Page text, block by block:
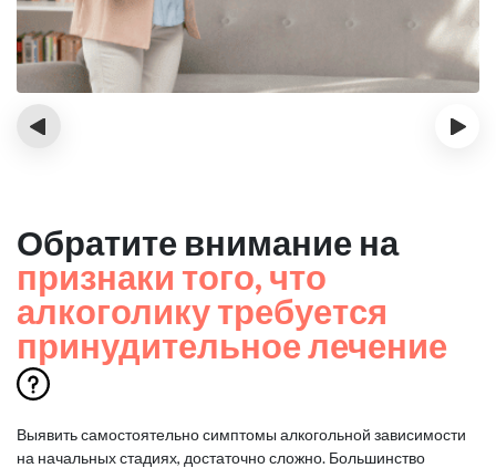
‹ ›
Обратите внимание на
признаки того, что
алкоголику требуется
принудительное лечение
Выявить самостоятельно симптомы алкогольной зависимости
на начальных стадиях, достаточно сложно. Большинство